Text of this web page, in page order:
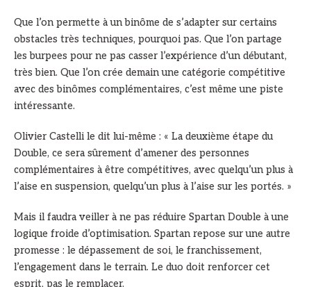
Que l’on permette à un binôme de s’adapter sur certains
obstacles très techniques, pourquoi pas. Que l’on partage
les burpees pour ne pas casser l’expérience d’un débutant,
très bien. Que l’on crée demain une catégorie compétitive
avec des binômes complémentaires, c’est même une piste
intéressante.
Olivier Castelli le dit lui-même : « La deuxième étape du
Double, ce sera sûrement d’amener des personnes
complémentaires à être compétitives, avec quelqu’un plus à
l’aise en suspension, quelqu’un plus à l’aise sur les portés. »
Mais il faudra veiller à ne pas réduire Spartan Double à une
logique froide d’optimisation. Spartan repose sur une autre
promesse : le dépassement de soi, le franchissement,
l’engagement dans le terrain. Le duo doit renforcer cet
esprit, pas le remplacer.